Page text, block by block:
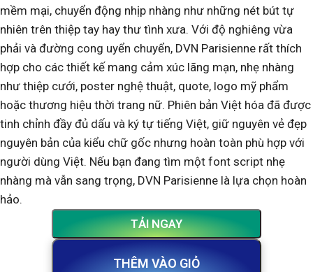
mềm mại, chuyển động nhịp nhàng như những nét bút tự
nhiên trên thiệp tay hay thư tình xưa. Với độ nghiêng vừa
phải và đường cong uyển chuyển, DVN Parisienne rất thích
hợp cho các thiết kế mang cảm xúc lãng mạn, nhẹ nhàng
như thiệp cưới, poster nghệ thuật, quote, logo mỹ phẩm
hoặc thương hiệu thời trang nữ. Phiên bản Việt hóa đã được
tinh chỉnh đầy đủ dấu và ký tự tiếng Việt, giữ nguyên vẻ đẹp
nguyên bản của kiểu chữ gốc nhưng hoàn toàn phù hợp với
người dùng Việt. Nếu bạn đang tìm một font script nhẹ
nhàng mà vẫn sang trọng, DVN Parisienne là lựa chọn hoàn
hảo.
THÊM VÀO GIỎ
TẢI NGAY